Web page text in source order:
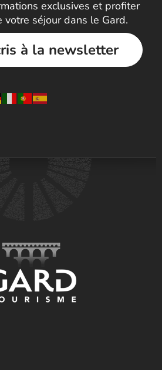
exclusives et profiter
votre séjour dans le Gard.
à la newsletter